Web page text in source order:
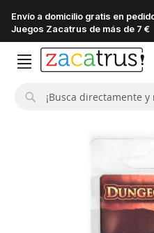
Envío a domicilio gratis en
Juegos Zacatrus de más de 7 €